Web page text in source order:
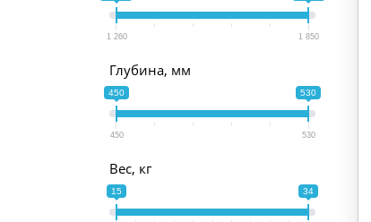
1 260 1 850
Глубина, мм
450 530
450 530
Вес, кг
15 34